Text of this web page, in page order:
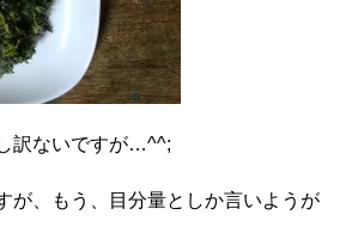
訳ないですが…^^;
が、もう、目分量としか言いようが